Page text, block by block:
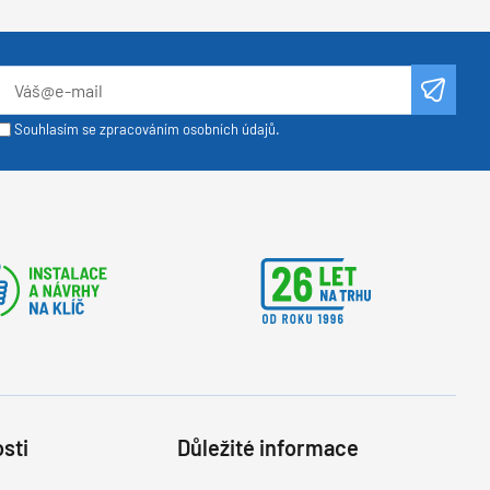
Souhlasím se zpracováním osobních údajů.
Důležité informace